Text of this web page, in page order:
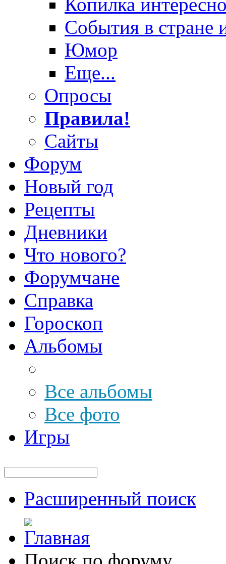
События в стране
Юмор
Еще...
Опросы
Правила!
Сайты
Форум
Новый год
Рецепты
Дневники
Что нового?
Форумчане
Справка
Гороскоп
Альбомы
Все альбомы
Все фото
Игры
Расширенный поиск